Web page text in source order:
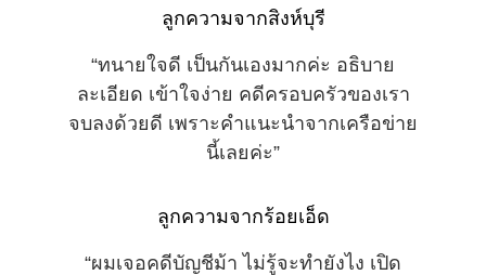
ลูกความจากสิงห์บุรี
“ทนายใจดี เป็นกันเองมากค่ะ อธิบาย
ละเอียด เข้าใจง่าย คดีครอบครัวของเรา
จบลงด้วยดี เพราะคำแนะนำจากเครือข่าย
นี้เลยค่ะ”
ลูกความจากร้อยเอ็ด
“ผมเจอคดีบัญชีม้า ไม่รู้จะทำยังไง เปิด